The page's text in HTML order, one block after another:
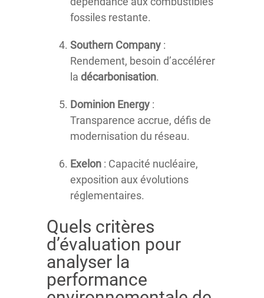
fossiles restante.
Southern Company :
Rendement, besoin d’accélérer
la décarbonisation.
Dominion Energy :
Transparence accrue, défis de
modernisation du réseau.
Exelon : Capacité nucléaire,
exposition aux évolutions
réglementaires.
Quels critères
d’évaluation pour
analyser la
performance